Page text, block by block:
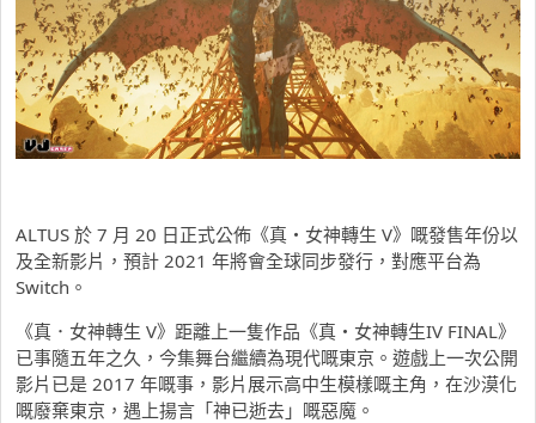
ALTUS 於 7 月 20 日正式公佈《真・女神轉生 V》嘅發售年份以
及全新影片，預計 2021 年將會全球同步發行，對應平台為
Switch。
《真．女神轉生 V》距離上一隻作品《真・女神轉生IV FINAL》
已事隨五年之久，今集舞台繼續為現代嘅東京。遊戲上一次公開
影片已是 2017 年嘅事，影片展示高中生模樣嘅主角，在沙漠化
嘅廢棄東京，遇上揚言「神已逝去」嘅惡魔。